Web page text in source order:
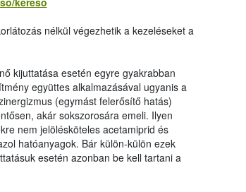
nélkül végezhetik a kezeléseket a
kijuttatása esetén egyre gyakrabban
együttes alkalmazásával ugyanis a
(egymást felerősítő hatás)
akár sokszorosára emeli. Ilyen
nem jelölésköteles acetamiprid és
hatóanyagok. Bár külön-külön ezek
esetén azonban be kell tartani a